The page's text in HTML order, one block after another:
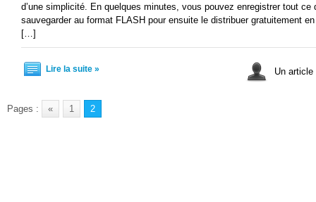
d’une simplicité. En quelques minutes, vous pouvez enregistrer tout
sauvegarder au format FLASH pour ensuite le distribuer gratuitement
[…]
Lire la suite » Un
Pages : « 1 2